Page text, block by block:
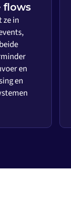
flows
ze in
en
en